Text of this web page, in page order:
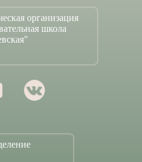
организация
школа